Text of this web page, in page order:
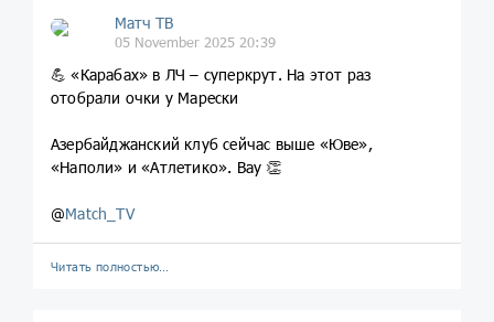
Матч ТВ
05 November 2025 20:39
💪 «Карабах» в ЛЧ – суперкрут. На этот раз
отобрали очки у Марески
Азербайджанский клуб сейчас выше «Юве»,
«Наполи» и «Атлетико». Вау 👏
@Match_TV
Читать полностью…